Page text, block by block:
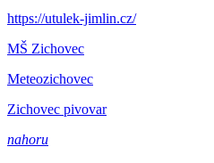
https://utulek-jimlin.cz/
MŠ Zichovec
Meteozichovec
Zichovec pivovar
nahoru